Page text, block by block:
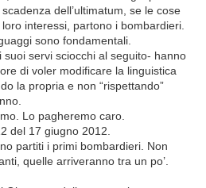
dell’ultimatum, se le cose
interessi, partono i bombardieri.
sono fondamentali.
suoi servi sciocchi al seguito- hanno
di voler modificare la linguistica
la propria e non “rispettando”
Lo pagheremo caro.
del 17 giugno 2012.
partiti i primi bombardieri. Non
quelle arriveranno tra un po’.